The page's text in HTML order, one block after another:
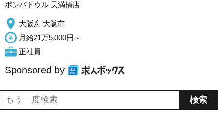
ポンパドウル 天満橋店
大阪府 大阪市
月給21万5,000円～
正社員
Sponsored by